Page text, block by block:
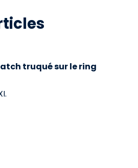
truqué sur le ring